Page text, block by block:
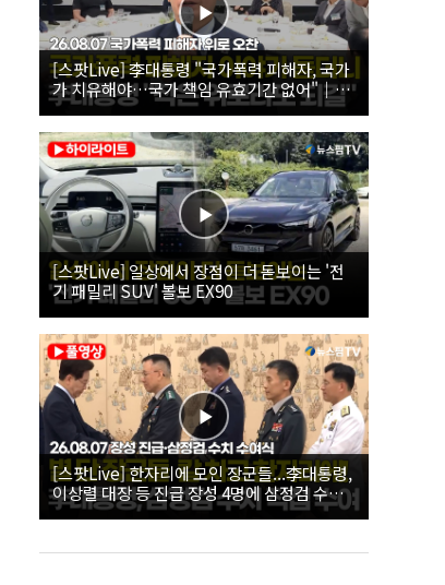
[스팟Live] 李대통령 "국가폭력 피해자, 국가
가 치유해야…국가 책임 유효기간 없어"｜
26.08.07 국가폭력 피해자 위로 오찬
[스팟Live] 일상에서 장점이 더 돋보이는 '전
기 패밀리 SUV' 볼보 EX90
[스팟Live] 한자리에 모인 장군들...李대통령,
이상렬 대장 등 진급 장성 4명에 삼정검 수치
직접 수여｜26.08.07 장성 진급·삼정검 수치